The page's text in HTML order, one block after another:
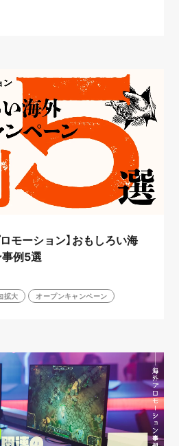
モーション】おもしろい海
例5選
拡大 オープンキャンペーン